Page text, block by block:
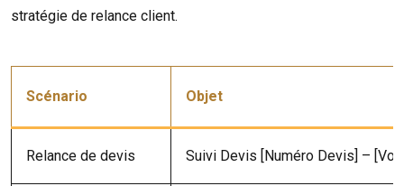
stratégie de relance client.
Scénario Objet
Relance de devis Suivi Devis [Numéro Devis] –